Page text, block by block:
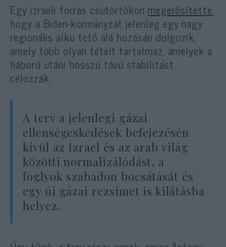
Egy izraeli forrás csütörtökön megerősítette,
hogy a Biden-kormányzat jelenleg egy nagy
regionális alku tető alá hozásán dolgozik,
amely több olyan tételt tartalmaz, amelyek a
háború utáni hosszú távú stabilitást
célozzák.
A terv a jelenlegi gázai
ellenségeskedések befejezésén
kívül az Izrael és az arab világ
közötti normalizálódást, a
foglyok szabadon bocsátását és
egy új gázai rezsimet is kilátásba
helyez.